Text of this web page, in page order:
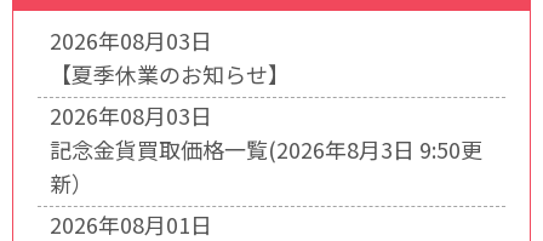
2026年08月03日
【夏季休業のお知らせ】
2026年08月03日
記念金貨買取価格一覧(2026年8月3日 9:50更
新）
2026年08月01日